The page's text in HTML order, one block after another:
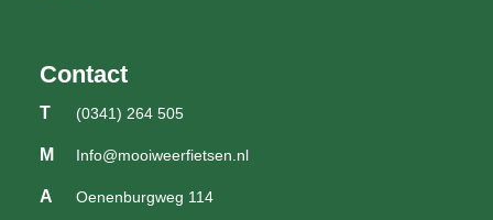
Contact
T (0341) 264 505
M Info@mooiweerfietsen.nl
A
Oenenburgweg 114